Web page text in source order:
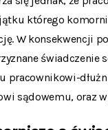
którego
W konsekwencji
świadczenie
pracownikowi-
sądowemu, oraz